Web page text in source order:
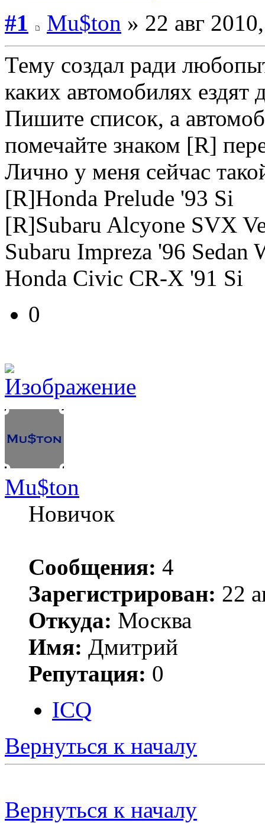
#1
Mu$ton » 22 авг
Тему создал ради
каких автомобилях ездят
Пишите список, а
помечайте знаком [R]
Лично у меня сейчас
[R]Honda Prelude '93 Si
[R]Subaru Alcyone SVX
Subaru Impreza '96 Sedan
Honda Civic CR-X '91 Si
0
Mu$ton
Новичок
Сообщения: 4
Зарегистрирован: 22
Откуда: Москва
Имя: Дмитрий
Репутация: 0
ICQ
Вернуться к началу
Вернуться к началу